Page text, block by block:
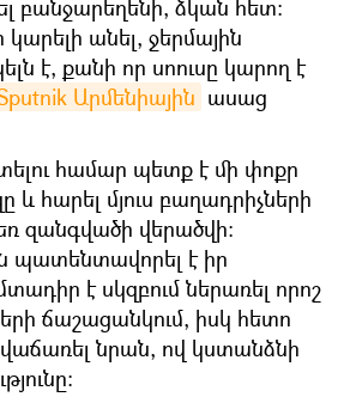
բանջարեղենի, ձկան հետ։
անել, ջերմային
է, քանի որ սոուսը կարող է
Արմենիային ասաց
համար պետք է մի փոքր
և հարել մյուս բաղադրիչների
զանգվածի վերածվի։
պատենտավորել է իր
է սկզբում ներառել որոշ
ճաշացանկում, իսկ հետո
նրան, ով կստանձնի